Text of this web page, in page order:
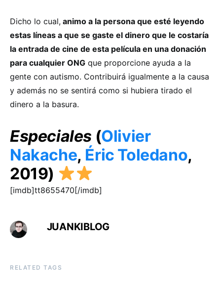
Dicho lo cual, animo a la persona que esté leyendo
estas líneas a que se gaste el dinero que le costaría
la entrada de cine de esta película en una donación
para cualquier ONG que proporcione ayuda a la
gente con autismo. Contribuirá igualmente a la causa
y además no se sentirá como si hubiera tirado el
dinero a la basura.
Especiales (Olivier
Nakache, Éric Toledano,
2019)
[imdb]tt8655470[/imdb]
JUANKIBLOG
RELATED TAGS